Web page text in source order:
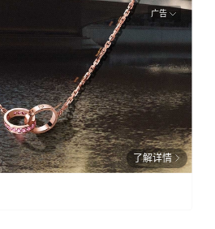
广告
了解详情